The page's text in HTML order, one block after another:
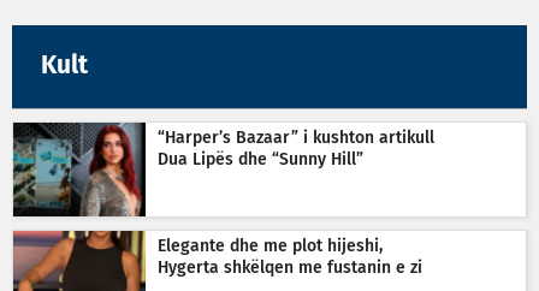
Kult
“Harper’s Bazaar” i kushton artikull
Dua Lipës dhe “Sunny Hill”
Elegante dhe me plot hijeshi,
Hygerta shkëlqen me fustanin e zi